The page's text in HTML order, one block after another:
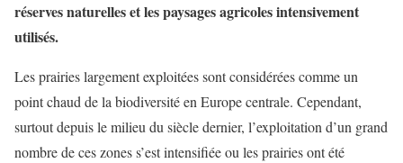
réserves naturelles et les paysages agricoles intensivement
utilisés.
Les prairies largement exploitées sont considérées comme un
point chaud de la biodiversité en Europe centrale. Cependant,
surtout depuis le milieu du siècle dernier, l’exploitation d’un grand
nombre de ces zones s’est intensifiée ou les prairies ont été